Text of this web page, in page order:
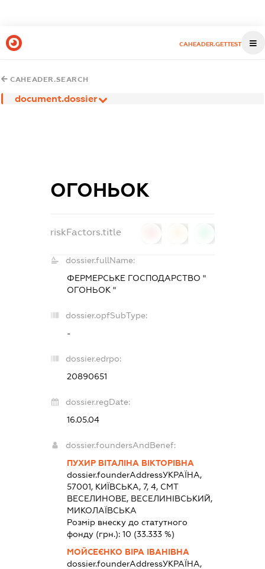
CAHEADER.GETTEST
CAHEADER.SEARCH
document.dossier
ОГОНЬОК
riskFactors.title
dossier.fullName:
ФЕРМЕРСЬКЕ ГОСПОДАРСТВО "
ОГОНЬОК "
dossier.opfSubType:
-
dossier.edrpo:
20890651
dossier.regDate:
16.05.04
dossier.foundersAndBenef:
ПУХИР ВІТАЛІНА ВІКТОРІВНА
dossier.founderAddressУКРАЇНА,
57001, КИЇВСЬКА, 7, 4, СМТ
ВЕСЕЛИНОВЕ, ВЕСЕЛИНІВСЬКИЙ,
МИКОЛАЇВСЬКА
Розмір внеску до статутного
фонду (грн.):10 (33.333 %)
МОЙСЕЄНКО ВІРА ІВАНІВНА
dossier.founderAddressУКРАЇНА,